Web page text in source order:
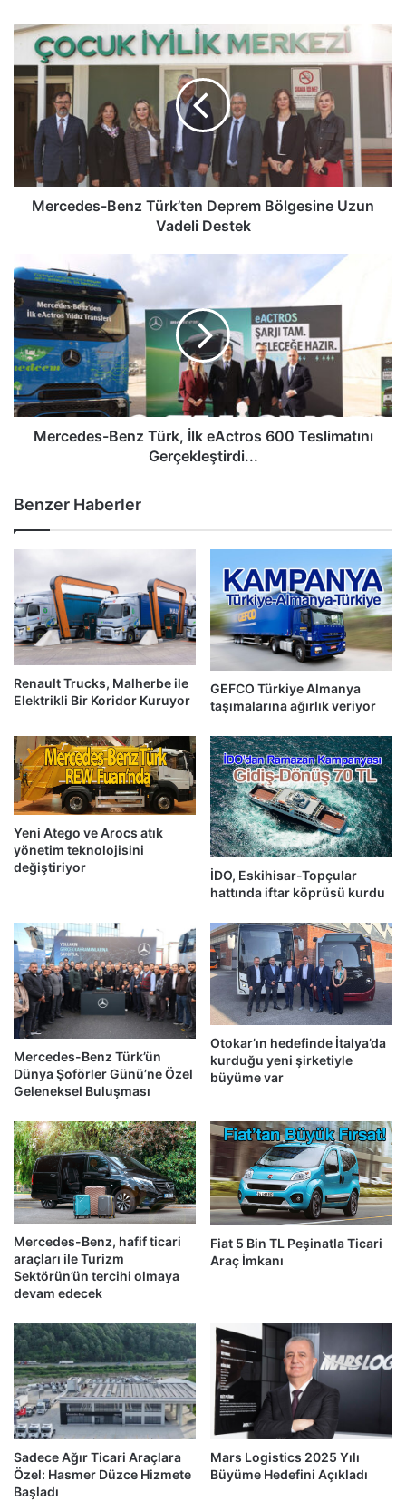
Mercedes-
Benz
Türk’ten
Deprem
Bölgesine
Uzun
Vadeli
Destek
Mercedes-Benz Türk’ten Deprem Bölgesine Uzun
Vadeli Destek
Benz
Türk,
İlk
eActros
600
Teslimatını
Gerçekleştirdi...
Mercedes-Benz Türk, İlk eActros 600 Teslimatını
Gerçekleştirdi...
Benzer Haberler
Renault Trucks, Malherbe ile
Elektrikli Bir Koridor Kuruyor
GEFCO Türkiye Almanya
taşımalarına ağırlık veriyor
Yeni Atego ve Arocs atık
yönetim teknolojisini
değiştiriyor
İDO, Eskihisar-Topçular
hattında iftar köprüsü kurdu
Mercedes-Benz Türk’ün
Dünya Şoförler Günü’ne Özel
Geleneksel Buluşması
Otokar’ın hedefinde İtalya’da
kurduğu yeni şirketiyle
büyüme var
Mercedes-Benz, hafif ticari
araçları ile Turizm
Sektörün’ün tercihi olmaya
devam edecek
Fiat 5 Bin TL Peşinatla Ticari
Araç İmkanı
Sadece Ağır Ticari Araçlara
Özel: Hasmer Düzce Hizmete
Başladı
Mars Logistics 2025 Yılı
Büyüme Hedefini Açıkladı